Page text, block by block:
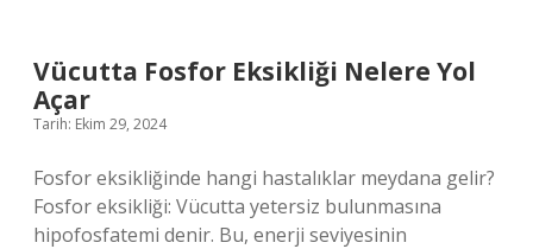
Vücutta Fosfor Eksikliği Nelere Yol
Açar
Tarih: Ekim 29, 2024
Fosfor eksikliğinde hangi hastalıklar meydana gelir?
Fosfor eksikliği: Vücutta yetersiz bulunmasına
hipofosfatemi denir. Bu, enerji seviyesinin